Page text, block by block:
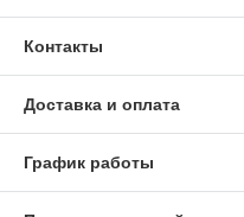
Контакты
Доставка и оплата
График работы